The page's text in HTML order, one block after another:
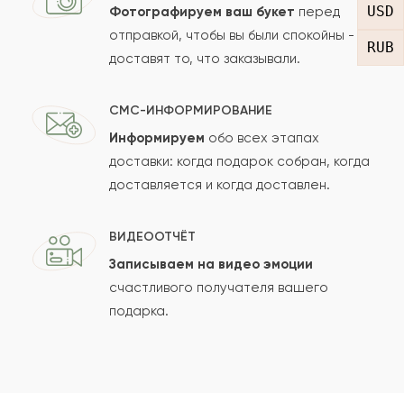
USD
RUB
Оставить свой отзыв
Ваш e-mail
Рейтинг:
Фотографируем ваш букет перед
отправкой, чтобы вы были спокойны -
доставят то, что заказывали.
СМС-ИНФОРМИРОВАНИЕ
Информируем обо всех этапах
доставки: когда подарок собран, когда
доставляется и когда доставлен.
ВИДЕООТЧЁТ
Записываем на видео эмоции
счастливого получателя вашего
подарка.